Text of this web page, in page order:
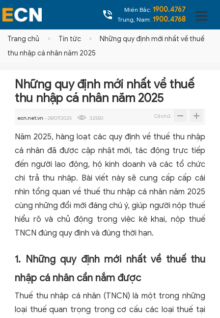
Miền Bắc: 1900.4767
Trung, Nam: 1900.4768
Trang chủ Tin tức
Những quy định mới nhất về thuế
thu nhập cá nhân năm 2025
Những quy định mới nhất về thuế
thu nhập cá nhân năm 2025
ecn.net.vn- 28/07/2025 32550 Cỡ chữ
Năm 2025, hàng loạt các quy định về thuế thu nhập
cá nhân đã được cập nhật mới, tác động trực tiếp
đến người lao động, hộ kinh doanh và các tổ chức
chi trả thu nhập. Bài viết này sẽ cung cấp cấp cái
nhìn tổng quan về thuế thu nhập cá nhân năm 2025
cùng những đổi mới đáng chú ý, giúp người nộp thuế
hiểu rõ và chủ động trong việc kê khai, nộp thuế
TNCN đúng quy định và đúng thời hạn.
1. Những quy định mới nhất về thuế thu
nhập cá nhân cần nắm được
Thuế thu nhập cá nhân (TNCN) là một trong những
loại thuế quan trọng trong cơ cấu các loại thuế tại